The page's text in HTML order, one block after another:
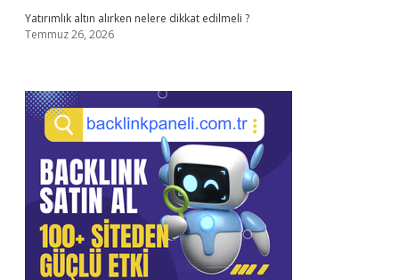
Yatırımlık altın alırken nelere dikkat edilmeli ?
Temmuz 26, 2026